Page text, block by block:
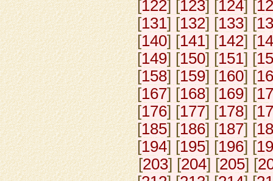
[122] [123] [124] [
[131] [132] [133] [
[140] [141] [142] [
[149] [150] [151] [
[158] [159] [160] [
[167] [168] [169] [
[176] [177] [178] [
[185] [186] [187] [
[194] [195] [196] [
[203] [204] [205] [